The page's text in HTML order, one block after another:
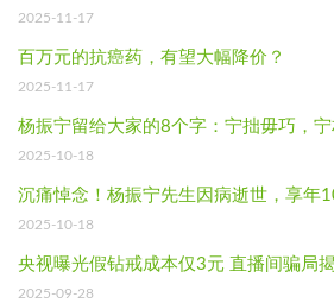
2025-11-17
百万元的抗癌药，有望大幅降价？
2025-11-17
杨振宁留给大家的8个字：宁拙毋巧，
2025-10-18
沉痛悼念！杨振宁先生因病逝世，享年
2025-10-18
央视曝光假钻戒成本仅3元 直播间骗局
2025-09-28